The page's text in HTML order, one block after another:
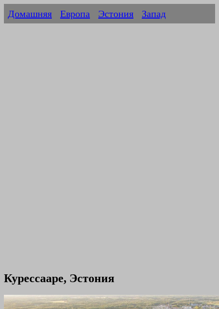
Домашняя Европа Эстония Запад
Курессааре, Эстония